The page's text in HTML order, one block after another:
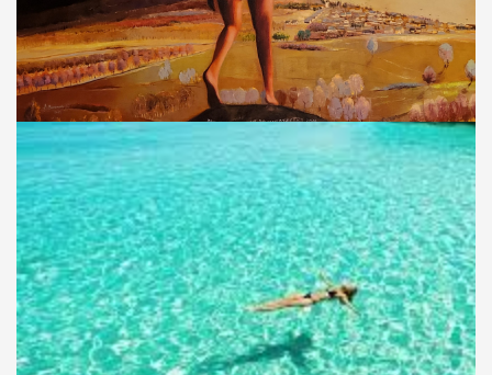
LANCKORONA